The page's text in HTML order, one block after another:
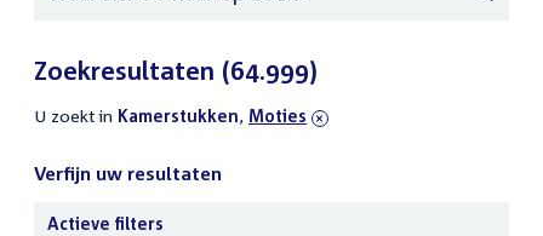
Zoekresultaten (64.999)
U zoekt in actieve
Kamerstukken, verwijder
Moties
Verfijn uw resultaten
Actieve filters